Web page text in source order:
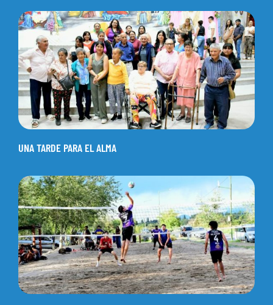
UNA TARDE PARA EL ALMA